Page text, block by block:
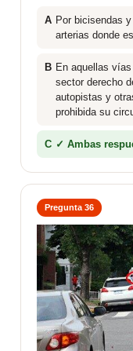
A Por bicisendas
arterias donde
B En aquellas
sector derecho
autopistas y
prohibida su
C ✓ Ambas
Pregunta 36